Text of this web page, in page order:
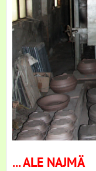
... ALE NAJMÄ